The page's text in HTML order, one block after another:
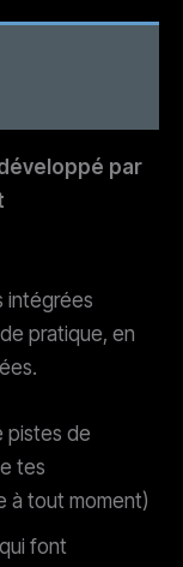
par
intégrées
pratique, en
pistes de
tes
à tout moment)
font